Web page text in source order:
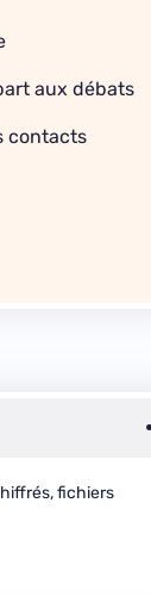
aux débats
contacts
fichiers